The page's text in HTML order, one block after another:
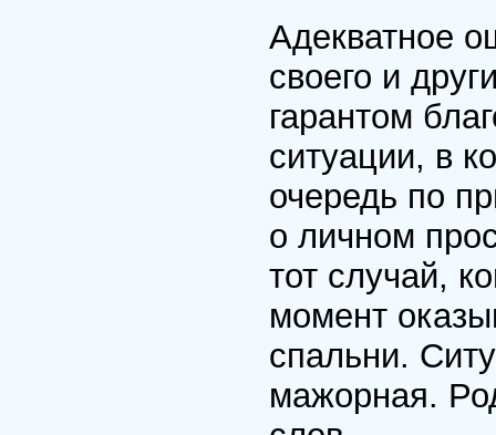
Адекватное
своего и
гарантом
ситуации, в
очередь по
о личном
тот случай,
момент
спальни.
мажорная.